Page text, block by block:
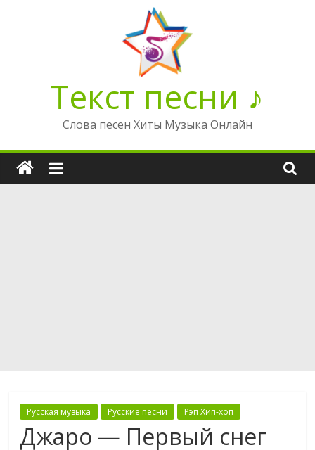
Текст песни ♪
Слова песен Хиты Музыка Онлайн
Русская музыка Русские песни Рэп Хип-хоп
Джаро — Первый снег